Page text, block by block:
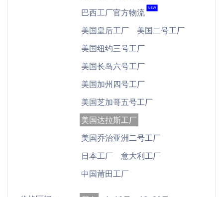
巴西工厂官方物流 NEW
美国皇后工厂
美国二号工厂
美国纽约三号工厂
美国长岛六号工厂
美国加州四号工厂
美国芝加哥五号工厂
美国达拉斯工厂
美国乔治亚洲二号工厂
日本工厂
意大利工厂
中国莆田工厂